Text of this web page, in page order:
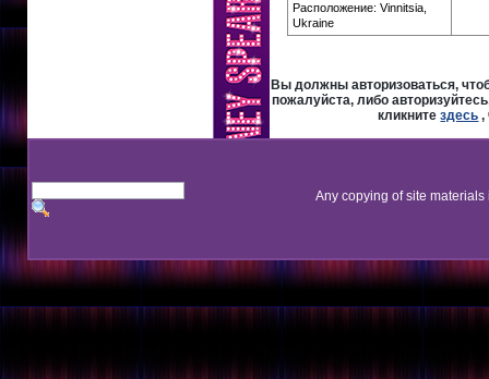
Расположение: Vinnitsia,
Ukraine
Вы должны авторизоваться,
пожалуйста, либо
кликнитездесь ,
Any copying of site